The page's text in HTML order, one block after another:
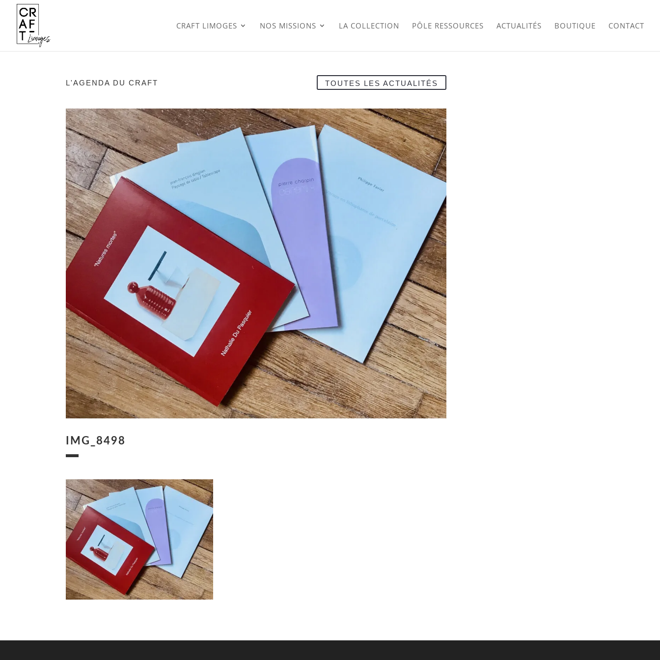
CRAFT LIMOGES NOS MISSIONS LA COLLECTION PÔLE RESSOURCES ACTUALITÉS BOUTIQUE CONTACT
L'AGENDA DU CRAFT TOUTES LES ACTUALITÉS
IMG_8498